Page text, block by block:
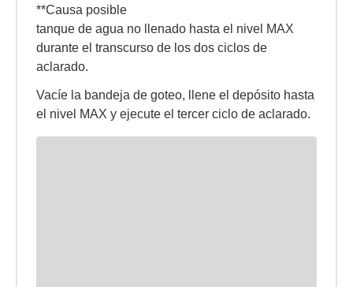
**Causa posible
tanque de agua no llenado hasta el nivel MAX
durante el transcurso de los dos ciclos de
aclarado.
Vacíe la bandeja de goteo, llene el depósito hasta
el nivel MAX y ejecute el tercer ciclo de aclarado.